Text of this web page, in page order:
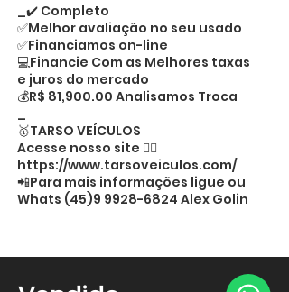
_✔️ Completo
✅Melhor avaliação no seu usado
✅Financiamos on-line
💻Financie Com as Melhores taxas
e juros do mercado
💰R$ 81,900.00 Analisamos Troca
_
🥇TARSO VEÍCULOS
Acesse nosso site 👉🏻
https://www.tarsoveiculos.com/
📲Para mais informações ligue ou
Whats (45)9 9928-6824 Alex Golin